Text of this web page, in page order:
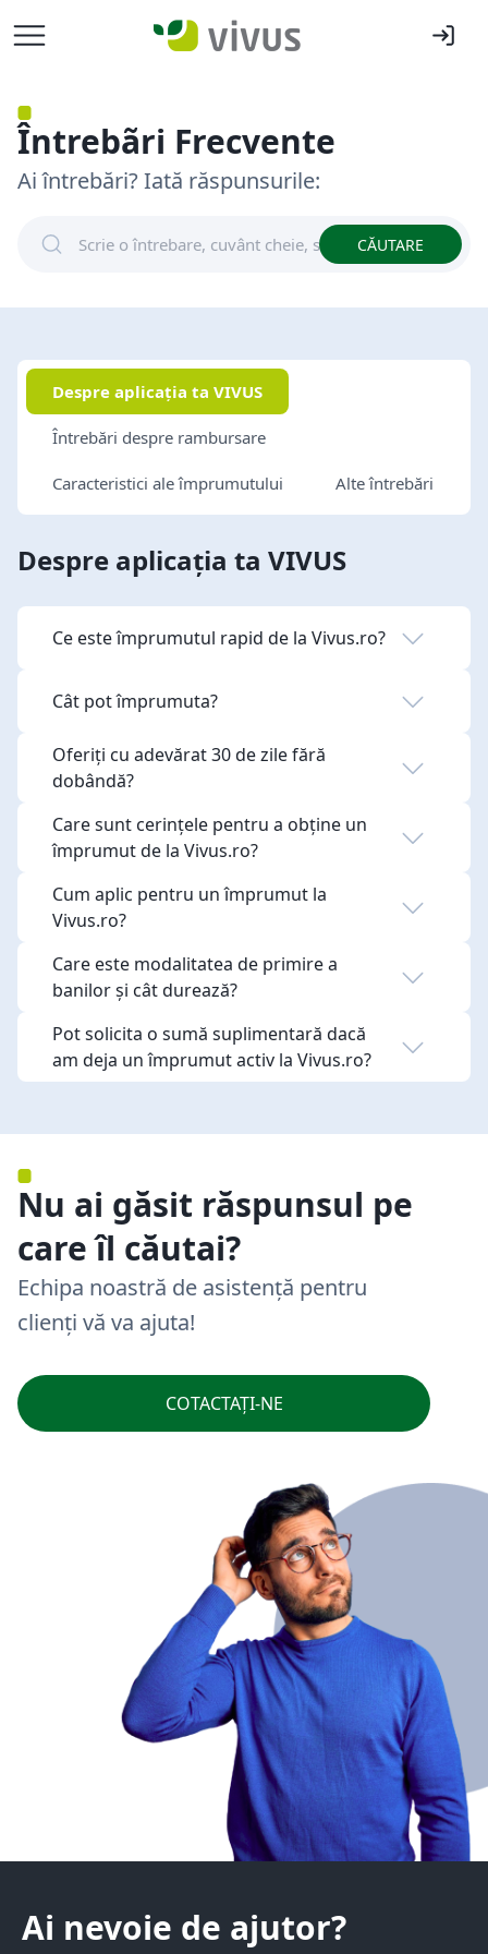
Întrebãri Frecvente
Ai întrebări? Iată răspunsurile:
CĂUTARE
Despre aplicația ta VIVUS
Întrebări despre rambursare
Caracteristici ale împrumutului Alte întrebări
Despre aplicația ta VIVUS
Ce este împrumutul rapid de la Vivus.ro?
Cât pot împrumuta?
Oferiți cu adevărat 30 de zile fără
dobândă?
Care sunt cerințele pentru a obține un
împrumut de la Vivus.ro?
Cum aplic pentru un împrumut la
Vivus.ro?
Care este modalitatea de primire a
banilor și cât durează?
Pot solicita o sumă suplimentară dacă
am deja un împrumut activ la Vivus.ro?
Nu ai găsit răspunsul pe
care îl căutai?
Echipa noastră de asistență pentru
clienți vă va ajuta!
COTACTAȚI-NE
Ai nevoie de ajutor?